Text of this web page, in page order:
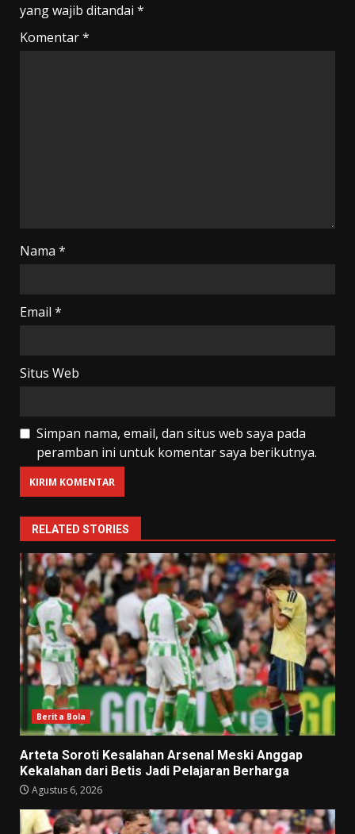
yang wajib ditandai *
Komentar*
Nama *
Email *
Situs Web
Simpan nama, email, dan situs web saya pada
peramban ini untuk komentar saya berikutnya.
RELATED STORIES
Berita Bola
Arteta Soroti Kesalahan Arsenal Meski Anggap
Kekalahan dari Betis Jadi Pelajaran Berharga
Agustus 6, 2026